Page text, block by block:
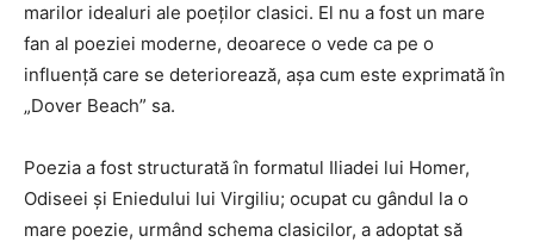
marilor idealuri ale poeților clasici. El nu a fost un mare
fan al poeziei moderne, deoarece o vede ca pe o
influență care se deteriorează, așa cum este exprimată în
„Dover Beach” sa.
Poezia a fost structurată în formatul Iliadei lui Homer,
Odiseei și Eniedului lui Virgiliu; ocupat cu gândul la o
mare poezie, urmând schema clasicilor, a adoptat să